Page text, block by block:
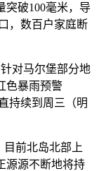
突破100毫米，导
，数百户家庭断
对马尔堡部分地
色暴雨预警
持续到周三（明
目前北岛北部上
源源不断地将持